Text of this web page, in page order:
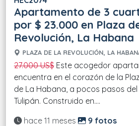
Apartamento de 3
por $ 23.000 en Plaza
Revolución, La Habana
PLAZA DE LA REVOLUCIÓN, LA
27.000 US$ Este acogedor
encuentra en el corazón de la
de La Habana, a pocos pasos
Tulipán. Construido en....
Actualizado:
hace 11 meses 9 fotos